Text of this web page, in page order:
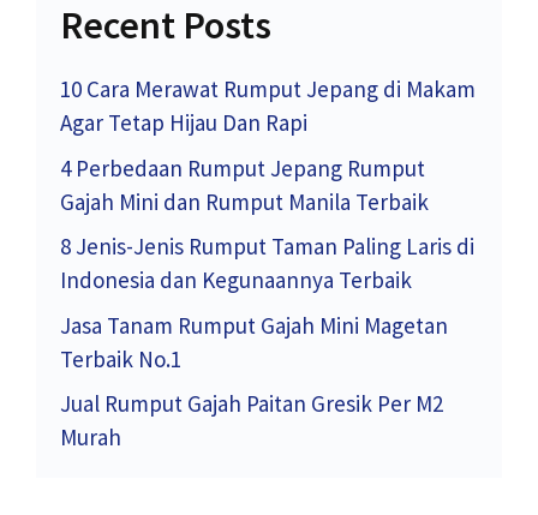
Recent Posts
10 Cara Merawat Rumput Jepang di Makam
Agar Tetap Hijau Dan Rapi
4 Perbedaan Rumput Jepang Rumput
Gajah Mini dan Rumput Manila Terbaik
8 Jenis-Jenis Rumput Taman Paling Laris di
Indonesia dan Kegunaannya Terbaik
Jasa Tanam Rumput Gajah Mini Magetan
Terbaik No.1
Jual Rumput Gajah Paitan Gresik Per M2
Murah